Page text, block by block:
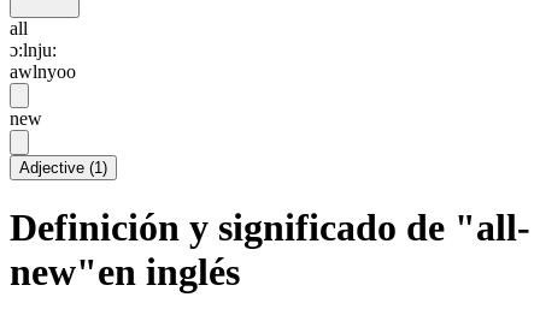
all
ɔ:lnju:
awlnyoo
new
Adjective (1)
Definición y significado de "all-
new"en inglés